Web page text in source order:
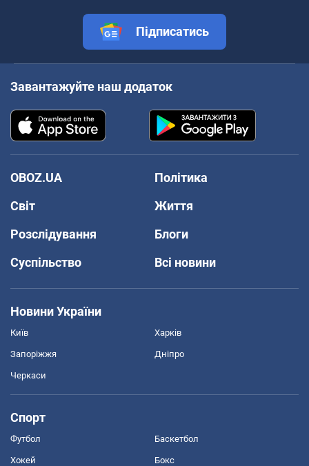
Підписатись
Завантажуйте наш додаток
OBOZ.UA
Політика
Світ
Життя
Розслідування
Блоги
Суспільство
Всі новини
Новини України
Київ Харків
Запоріжжя Дніпро
Черкаси
Спорт
Футбол Баскетбол
Хокей Бокс